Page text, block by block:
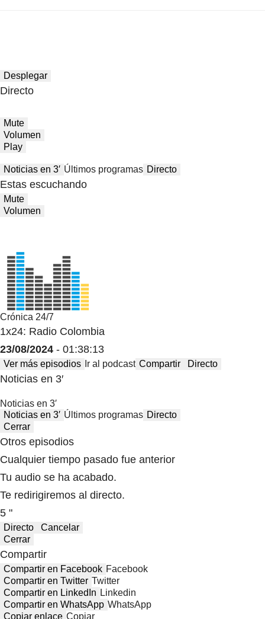
Desplegar
Directo
Mute
Volumen
Play
Noticias en 3′ Últimos programas Directo
Estas escuchando
Mute
Volumen
Crónica 24/7
1x24: Radio Colombia
23/08/2024 - 01:38:13
Ver más episodios Ir al podcast Compartir Directo
Noticias en 3′
Noticias en 3′
Noticias en 3′ Últimos programas Directo
Cerrar
Otros episodios
Cualquier tiempo pasado fue anterior
Tu audio se ha acabado.
Te redirigiremos al directo.
5 "
Directo
Cancelar
Cerrar
Compartir
Compartir en Facebook Facebook
Compartir en Twitter Twitter
Compartir en LinkedIn Linkedin
Compartir en WhatsApp WhatsApp
Copiar enlace Copiar